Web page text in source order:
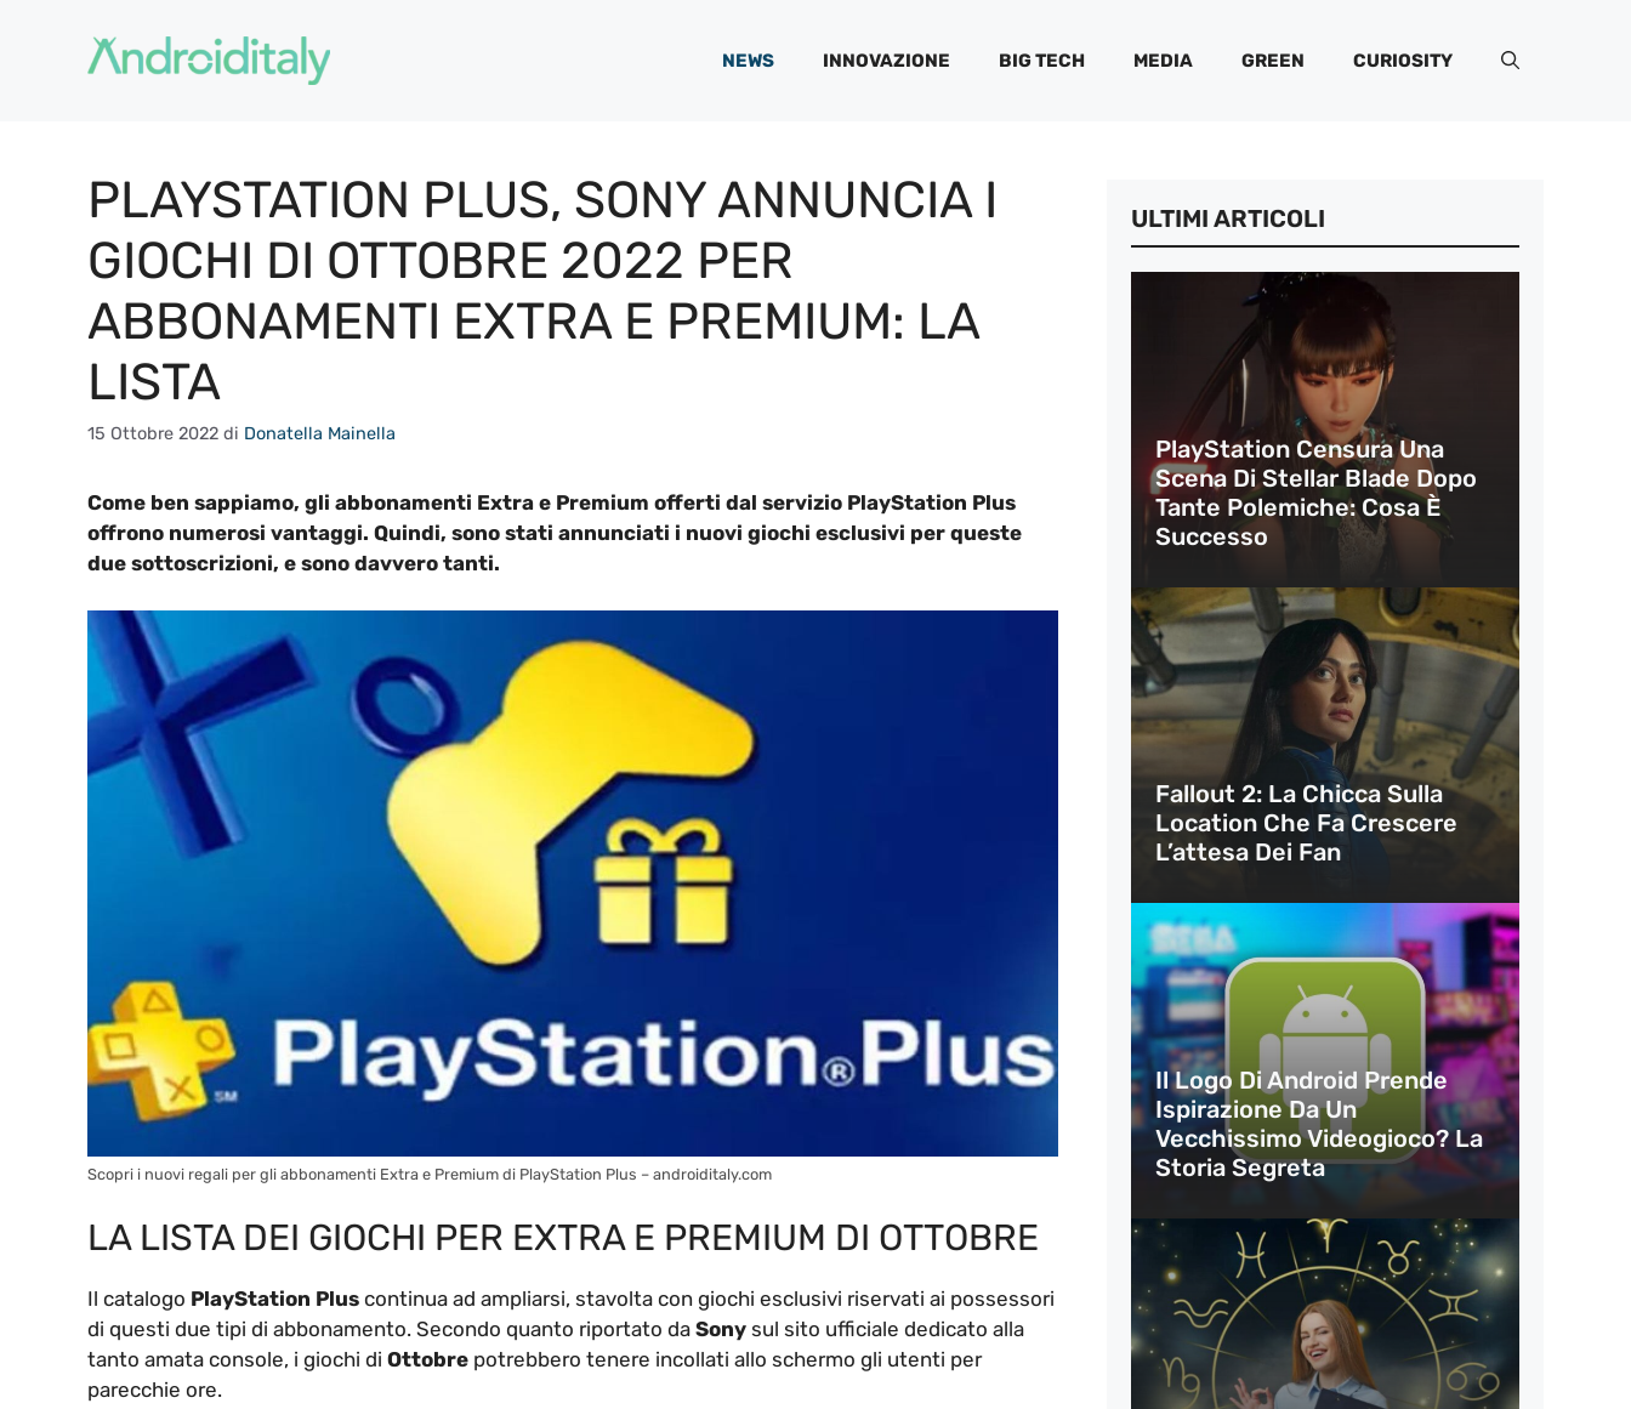
contenuto
NEWS INNOVAZIONE BIG TECH MEDIA GREEN CURIOSITY
PLAYSTATION PLUS, SONY ANNUNCIA I
GIOCHI DI OTTOBRE 2022 PER
ABBONAMENTI EXTRA E PREMIUM: LA
LISTA
15 Ottobre 2022 di Donatella Mainella
Come ben sappiamo, gli abbonamenti Extra e Premium offerti dal servizio PlayStation Plus
offrono numerosi vantaggi. Quindi, sono stati annunciati i nuovi giochi esclusivi per queste
due sottoscrizioni, e sono davvero tanti.
Scopri i nuovi regali per gli abbonamenti Extra e Premium di PlayStation Plus – androiditaly.com
LA LISTA DEI GIOCHI PER EXTRA E PREMIUM DI OTTOBRE
Il catalogo PlayStation Plus continua ad ampliarsi, stavolta con giochi esclusivi riservati ai possessori
di questi due tipi di abbonamento. Secondo quanto riportato da Sony sul sito ufficiale dedicato alla
tanto amata console, i giochi di Ottobre potrebbero tenere incollati allo schermo gli utenti per
parecchie ore.
ULTIMI ARTICOLI
PlayStation Censura Una
Scena Di Stellar Blade Dopo
Tante Polemiche: Cosa È
Successo
Fallout 2: La Chicca Sulla
Location Che Fa Crescere
L’attesa Dei Fan
Il Logo Di Android Prende
Ispirazione Da Un
Vecchissimo Videogioco? La
Storia Segreta